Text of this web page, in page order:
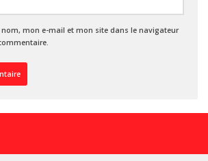
nom, mon e-mail et mon site dans le navigateur